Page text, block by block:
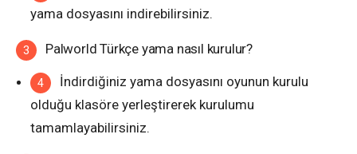
yama dosyasını indirebilirsiniz.
Palworld Türkçe yama nasıl kurulur?
İndirdiğiniz yama dosyasını oyunun kurulu
olduğu klasöre yerleştirerek kurulumu
tamamlayabilirsiniz.